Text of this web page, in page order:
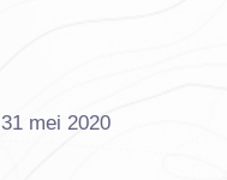
31 mei 2020